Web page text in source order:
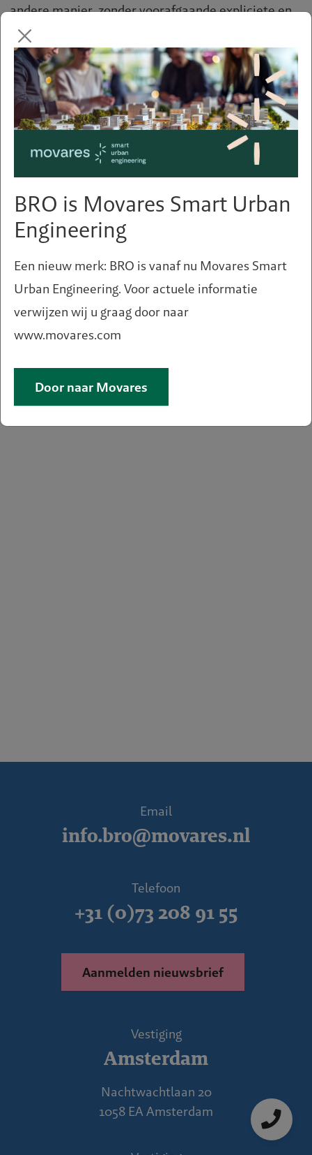
andere manier, zonder voorafgaande expliciete en
schriftelijke toestemming van BRO. Het Nederlands
recht is van toepassing.
Email
info.bro@movares.nl
Telefoon
+31 (0)73 208 91 55
Aanmelden nieuwsbrief
Vestiging
Amsterdam
Nachtwachtlaan 20
1058 EA Amsterdam
BRO is Movares Smart Urban
Engineering
Een nieuw merk: BRO is vanaf nu Movares Smart
Urban Engineering. Voor actuele informatie
verwijzen wij u graag door naar
www.movares.com
Door naar Movares